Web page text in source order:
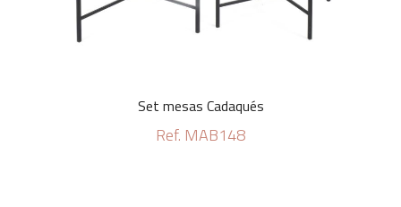
Set mesas Cadaqués
Ref. MAB148